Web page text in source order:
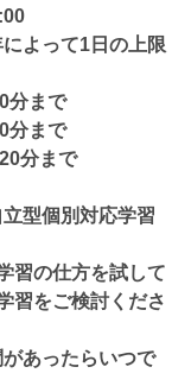
よって1日の上限
分まで
分まで
分まで
型個別対応学習
習の仕方を試して
習をご検討くださ
あったらいつで